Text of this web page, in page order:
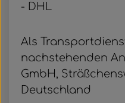
- DHL
Als
nachstehenden
GmbH,
Deutschland